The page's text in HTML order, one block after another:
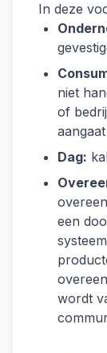
In deze
niet
of
Dag:
een
wordt